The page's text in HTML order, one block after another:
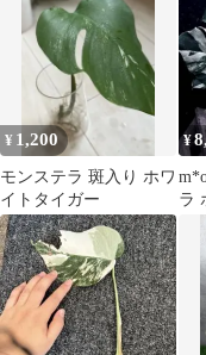
¥ 1,200
モンステラ 斑入り ホワ
イトタイガー
¥
ラ